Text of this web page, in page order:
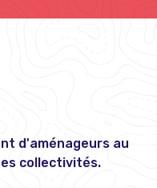
d'aménageurs au
collectivités.